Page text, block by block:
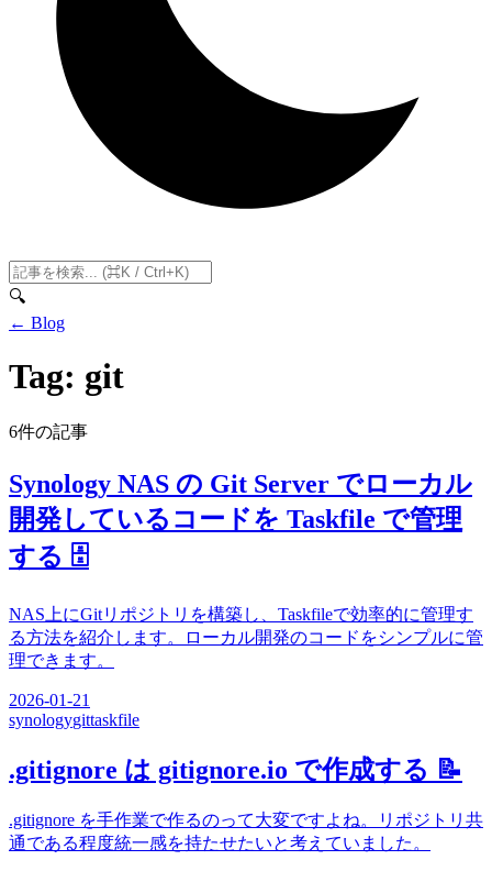
🔍
← Blog
Tag: git
6件の記事
Synology NAS の Git Server でローカル
開発しているコードを Taskfile で管理
する 🗄️
NAS上にGitリポジトリを構築し、Taskfileで効率的に管理す
る方法を紹介します。ローカル開発のコードをシンプルに管
理できます。
2026-01-21
synologygittaskfile
.gitignore は gitignore.io で作成する 📝
.gitignore を手作業で作るのって大変ですよね。リポジトリ共
通である程度統一感を持たせたいと考えていました。